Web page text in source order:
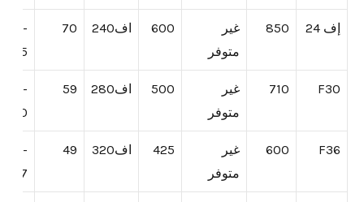
إف 24 850
غير
متوفر
600 اف240 70
46.5
F30
710
غير
متوفر
500 اف280 59
38.0
F36
600
غير
متوفر
425 اف320 49
30.7